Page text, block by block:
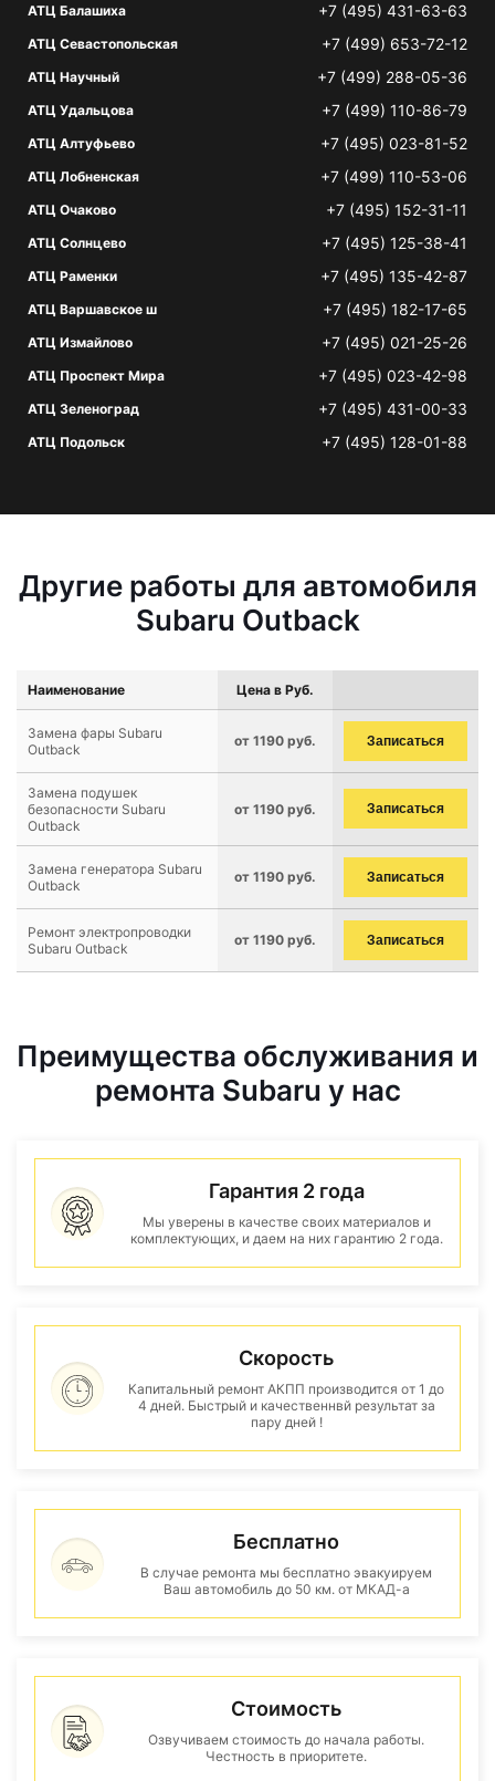
АТЦ Балашиха +7 (495) 431-63-63
АТЦ Севастопольская +7 (499) 653-72-12
АТЦ Научный +7 (499) 288-05-36
АТЦ Удальцова +7 (499) 110-86-79
АТЦ Алтуфьево +7 (495) 023-81-52
АТЦ Лобненская +7 (499) 110-53-06
АТЦ Очаково +7 (495) 152-31-11
АТЦ Солнцево +7 (495) 125-38-41
АТЦ Раменки +7 (495) 135-42-87
АТЦ Варшавское ш +7 (495) 182-17-65
АТЦ Измайлово +7 (495) 021-25-26
АТЦ Проспект Мира +7 (495) 023-42-98
АТЦ Зеленоград +7 (495) 431-00-33
АТЦ Подольск +7 (495) 128-01-88
Другие работы для автомобиля
Subaru Outback
Наименование Цена в Руб.
Замена фары Subaru
Outback
от 1190 руб. Записаться
Замена подушек
безопасности Subaru
Outback
от 1190 руб. Записаться
Замена генератора Subaru
Outback
от 1190 руб. Записаться
Ремонт электропроводки
Subaru Outback
от 1190 руб. Записаться
Преимущества обслуживания и
ремонта Subaru у нас
Гарантия 2 года
Мы уверены в качестве своих материалов и
комплектующих, и даем на них гарантию 2 года.
Скорость
Капитальный ремонт АКПП производится от 1 до
4 дней. Быстрый и качественнвй результат за
пару дней !
Бесплатно
В случае ремонта мы бесплатно эвакуируем
Ваш автомобиль до 50 км. от МКАД-а
Стоимость
Озвучиваем стоимость до начала работы.
Честность в приоритете.